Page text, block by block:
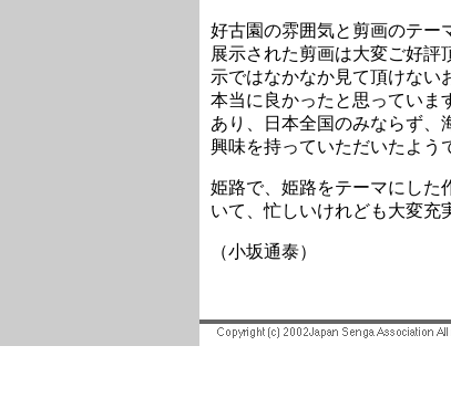
好古園の雰囲気と剪画のテー
展示された剪画は大変ご好評
示ではなかなか見て頂けない
本当に良かったと思っていま
あり、日本全国のみならず、
興味を持っていただいたよう
姫路で、姫路をテーマにした
いて、忙しいけれども大変充
（小坂通泰）